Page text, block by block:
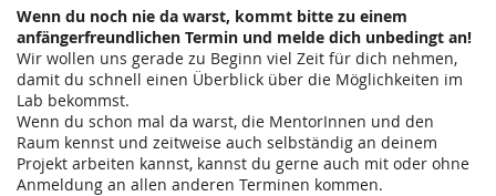
Wenn du noch nie da warst, kommt bitte zu einem
anfängerfreundlichen Termin und melde dich unbedingt an!
Wir wollen uns gerade zu Beginn viel Zeit für dich nehmen,
damit du schnell einen Überblick über die Möglichkeiten im
Lab bekommst.
Wenn du schon mal da warst, die MentorInnen und den
Raum kennst und zeitweise auch selbständig an deinem
Projekt arbeiten kannst, kannst du gerne auch mit oder ohne
Anmeldung an allen anderen Terminen kommen.